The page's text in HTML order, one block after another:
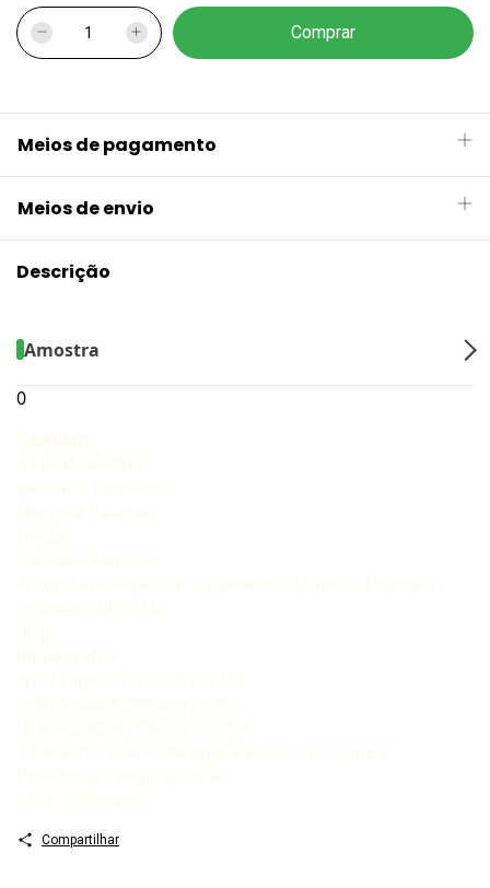
Meios de pagamento
Meios de envio
Descrição
Amostra
0
Compartilhar